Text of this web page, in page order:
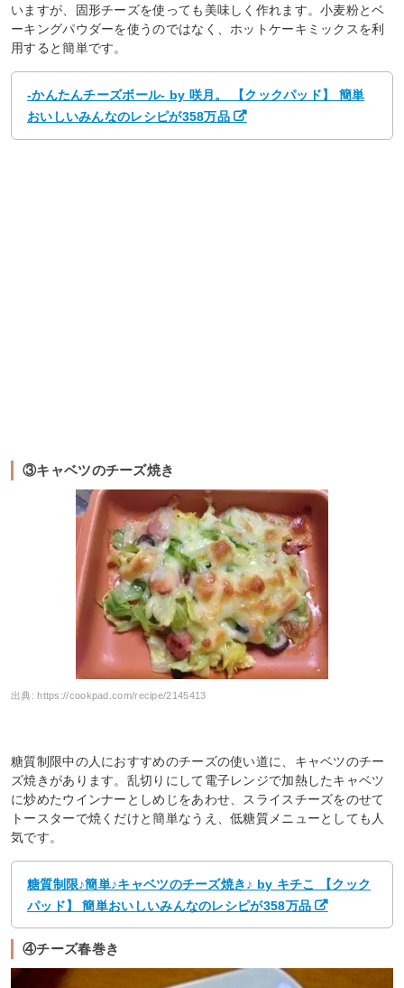
いますが、固形チーズを使っても美味しく作れます。小麦粉とベ
ーキングパウダーを使うのではなく、ホットケーキミックスを利
用すると簡単です。
-かんたんチーズボール- by 咲月。 【クックパッド】 簡単
おいしいみんなのレシピが358万品
③キャベツのチーズ焼き
出典:https://cookpad.com/recipe/2145413
糖質制限中の人におすすめのチーズの使い道に、キャベツのチー
ズ焼きがあります。乱切りにして電子レンジで加熱したキャベツ
に炒めたウインナーとしめじをあわせ、スライスチーズをのせて
トースターで焼くだけと簡単なうえ、低糖質メニューとしても人
気です。
糖質制限♪簡単♪キャベツのチーズ焼き♪ by キチこ 【クック
パッド】 簡単おいしいみんなのレシピが358万品
④チーズ春巻き